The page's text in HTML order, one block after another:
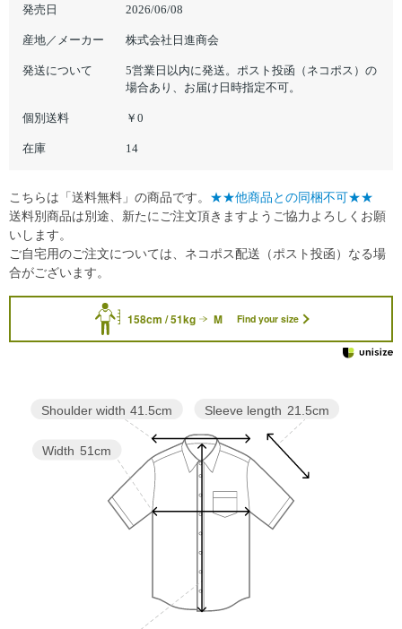
発売日 2026/06/08
産地／メーカー 株式会社日進商会
発送について
5営業日以内に発送。ポスト投函（ネコポス）の
場合あり、お届け日時指定不可。
個別送料 ￥0
在庫 14
158cm / 51kg M Find your size
Sleeve length 21.5cm
Width 51cm
Shoulder width 41.5cm
こちらは「送料無料」の商品です。 ★★他商品との同梱不可★★
送料別商品は別途、新たにご注文頂きますようご協力よろしくお願
いします。
ご自宅用のご注文については、ネコポス配送（ポスト投函）なる場
合がございます。